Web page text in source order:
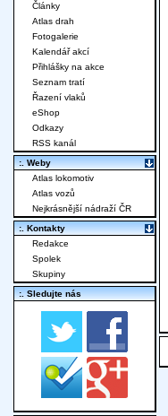
Články
Atlas drah
Fotogalerie
Kalendář akcí
Přihlášky na akce
Seznam tratí
Řazení vlaků
eShop
Odkazy
RSS kanál
:. Weby
Atlas lokomotiv
Atlas vozů
Nejkrásnější nádraží ČR
:. Kontakty
Redakce
Spolek
Skupiny
:. Sledujte nás